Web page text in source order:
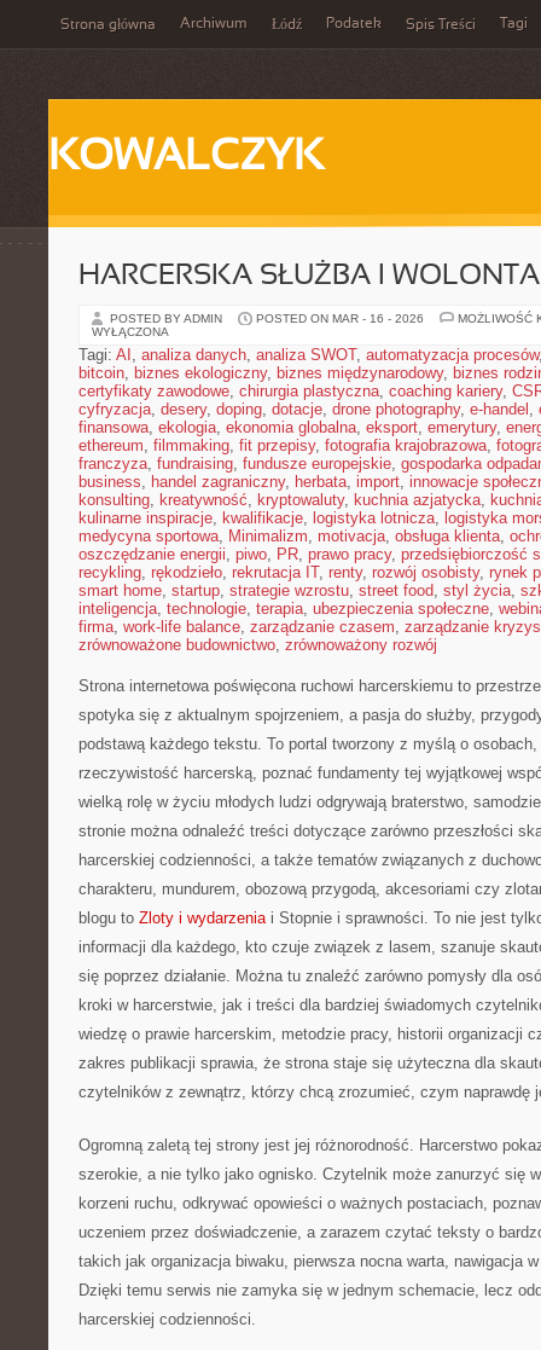
Strona główna Archiwum Łódź Podatek Spis Treści Tagi
KOWALCZYK
HARCERSKA SŁUŻBA I
POSTED BY ADMIN POSTED ON MAR - 16 - 2026
MOŻLIWOŚĆ
WYŁĄCZONA
Tagi: AI , analiza danych, analiza SWOT, automatyzacja procesów
bitcoin, biznes ekologiczny, biznes międzynarodowy, biznes
certyfikaty zawodowe, chirurgia plastyczna, coaching kariery,
cyfryzacja, desery, doping, dotacje, drone photography, e-handel ,
finansowa, ekologia, ekonomia globalna, eksport, emerytury,
ethereum, filmmaking, fit przepisy, fotografia krajobrazowa,
franczyza, fundraising, fundusze europejskie, gospodarka
business, handel zagraniczny, herbata, import, innowacje
konsulting, kreatywność, kryptowaluty, kuchnia azjatycka,
kulinarne inspiracje, kwalifikacje, logistyka lotnicza, logistyka
medycyna sportowa, Minimalizm, motivacja, obsługa klienta,
oszczędzanie energii, piwo, PR, prawo pracy, przedsiębiorczość
recykling, rękodzieło, rekrutacja IT, renty, rozwój osobisty, rynek
smart home, startup, strategie wzrostu, street food, styl życia,
inteligencja, technologie, terapia, ubezpieczenia społeczne,
firma, work-life balance, zarządzanie czasem, zarządzanie
zrównoważone budownictwo, zrównoważony rozwój
Strona internetowa poświęcona ruchowi harcerskiemu to
spotyka się z aktualnym spojrzeniem, a pasja do służby,
podstawą każdego tekstu. To portal tworzony z myślą o
rzeczywistość harcerską, poznać fundamenty tej wyjątkowej
wielką rolę w życiu młodych ludzi odgrywają braterstwo,
stronie można odnaleźć treści dotyczące zarówno przeszłości
harcerskiej codzienności, a także tematów związanych z
charakteru, mundurem, obozową przygodą, akcesoriami czy
blogu to Zloty i wydarzeniai Stopnie i sprawności. To nie jest
informacji dla każdego, kto czuje związek z lasem, szanuje
się poprzez działanie. Można tu znaleźć zarówno pomysły dla
kroki w harcerstwie, jak i treści dla bardziej świadomych
wiedzę o prawie harcerskim, metodzie pracy, historii organizacji
zakres publikacji sprawia, że strona staje się użyteczna dla
czytelników z zewnątrz, którzy chcą zrozumieć, czym naprawdę
Ogromną zaletą tej strony jest jej różnorodność. Harcerstwo
szerokie, a nie tylko jako ognisko. Czytelnik może zanurzyć się
korzeni ruchu, odkrywać opowieści o ważnych postaciach,
uczeniem przez doświadczenie, a zarazem czytać teksty o
takich jak organizacja biwaku, pierwsza nocna warta, nawigacja
Dzięki temu serwis nie zamyka się w jednym schemacie, lecz
harcerskiej codzienności.